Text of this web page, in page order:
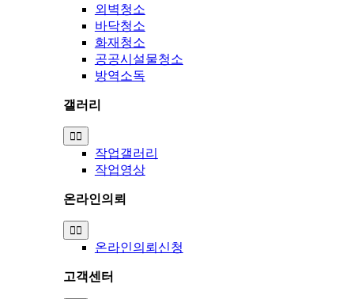
외벽청소
바닥청소
화재청소
공공시설물청소
방역소독
갤러리
Toggle
Navigation
작업갤러리
작업영상
온라인의뢰
Toggle
Navigation
온라인의뢰신청
고객센터